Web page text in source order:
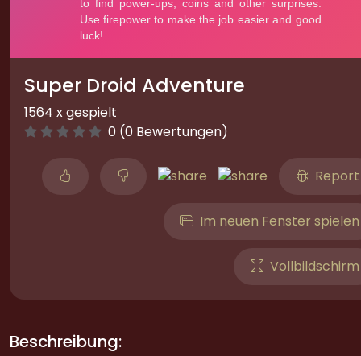
Super Droid Adventure
1564 x gespielt
0 (0 Bewertungen)
Report
Im neuen Fenster spielen
Vollbildschirm
Beschreibung: